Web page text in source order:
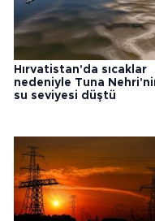
Hırvatistan'da sıcaklar
nedeniyle Tuna
su seviyesi düştü